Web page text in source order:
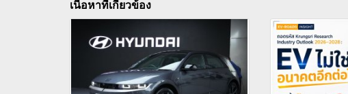
เนื้อหาที่เกี่ยวข้อง